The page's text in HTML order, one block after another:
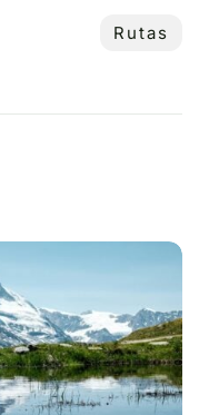
Rutas